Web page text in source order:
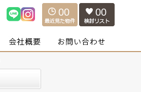
00 00